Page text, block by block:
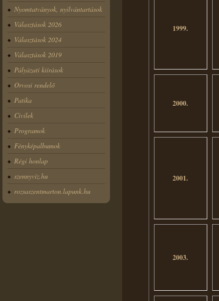
Nyomtatványok, nyilvántartások
Választások 2026
Választások 2024
Választások 2019
Pályázati kiírások
Orvosi rendelő
Patika
Civilek
Programok
Fényképalbumok
Régi honlap
szennyvíz.hu
rozsaszentmarton.lapunk.hu
1999.
2000.
2001.
2003.